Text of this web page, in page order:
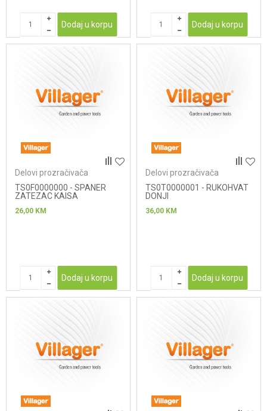
Dodaj u korpu Dodaj u korpu
Delovi prozračivača
TS0F0000000 - SPANER
ZATEZAC KAISA
26,00 KM
Dodaj u korpu
Delovi prozračivača
TS0T0000001 - RUKOHVAT
DONJI
36,00 KM
Dodaj u korpu